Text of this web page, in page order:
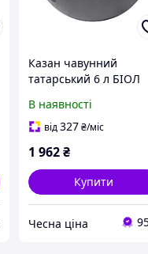
Казан чавунний
татарський 6 л БІОЛ
В наявності
від327₴/міс
1 962₴
Купити
Чесна ціна